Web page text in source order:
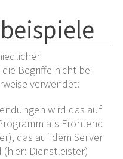
Begriffe nicht bei
verwendet:
wird das auf
als Frontend
das auf dem Server
Dienstleister)